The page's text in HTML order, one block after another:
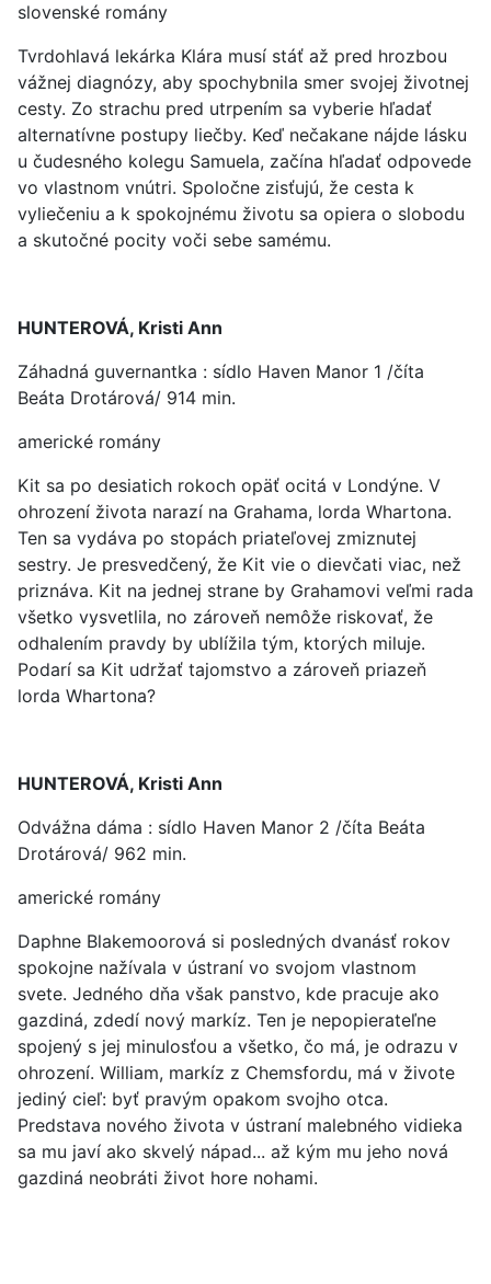
slovenské romány
Tvrdohlavá lekárka Klára musí stáť až pred hrozbou
vážnej diagnózy, aby spochybnila smer svojej životnej
cesty. Zo strachu pred utrpením sa vyberie hľadať
alternatívne postupy liečby. Keď nečakane nájde lásku
u čudesného kolegu Samuela, začína hľadať odpovede
vo vlastnom vnútri. Spoločne zisťujú, že cesta k
vyliečeniu a k spokojnému životu sa opiera o slobodu
a skutočné pocity voči sebe samému.
HUNTEROVÁ, Kristi Ann
Záhadná guvernantka : sídlo Haven Manor 1 /číta
Beáta Drotárová/ 914 min.
americké romány
Kit sa po desiatich rokoch opäť ocitá v Londýne. V
ohrození života narazí na Grahama, lorda Whartona.
Ten sa vydáva po stopách priateľovej zmiznutej
sestry. Je presvedčený, že Kit vie o dievčati viac, než
priznáva. Kit na jednej strane by Grahamovi veľmi rada
všetko vysvetlila, no zároveň nemôže riskovať, že
odhalením pravdy by ublížila tým, ktorých miluje.
Podarí sa Kit udržať tajomstvo a zároveň priazeň
lorda Whartona?
HUNTEROVÁ, Kristi Ann
Odvážna dáma : sídlo Haven Manor 2 /číta Beáta
Drotárová/ 962 min.
americké romány
Daphne Blakemoorová si posledných dvanásť rokov
spokojne nažívala v ústraní vo svojom vlastnom
svete. Jedného dňa však panstvo, kde pracuje ako
gazdiná, zdedí nový markíz. Ten je nepopierateľne
spojený s jej minulosťou a všetko, čo má, je odrazu v
ohrození. William, markíz z Chemsfordu, má v živote
jediný cieľ: byť pravým opakom svojho otca.
Predstava nového života v ústraní malebného vidieka
sa mu javí ako skvelý nápad... až kým mu jeho nová
gazdiná neobráti život hore nohami.